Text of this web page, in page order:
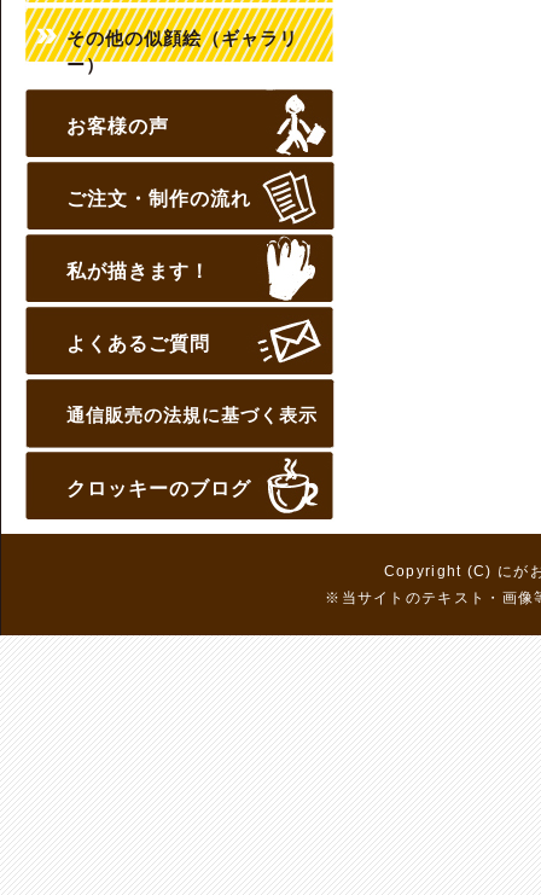
その他の似顔絵（ギャラリ
ー）
お客様の声
ご注文・制作の流れ
私が描きます！
よくあるご質問
通信販売の法規に基づく表示
クロッキーのブログ
Copyright (C) にが
※当サイトのテキスト・画像